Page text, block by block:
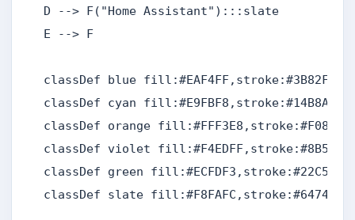
D --> F("Home Assistant"):::slate
E --> F
classDef blue
classDef cyan
classDef orange
classDef violet
classDef green
classDef slate